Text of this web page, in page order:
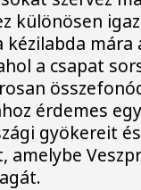
különösen
kézilabda
a csapat
érdemes
gyökereit
amelybe